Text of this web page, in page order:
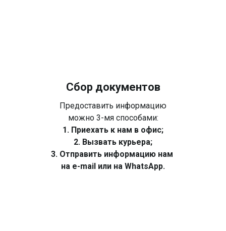
Сбор документов
Предоставить информацию
можно 3-мя способами:
1. Приехать к нам в офис;
2. Вызвать курьера;
3. Отправить информацию нам
на e-mail или на WhatsApp.